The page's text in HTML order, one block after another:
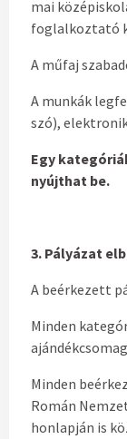
mai
foglalkoztató
A műfaj
A munkák
szó),
Egy
nyújthat be.
3. Pályázat
A beérkezett
Minden
Minden
Román
honlapján is